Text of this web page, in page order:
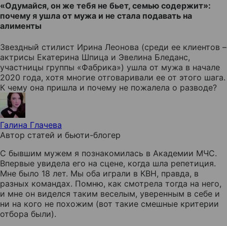
«Одумайся, он же тебя не бьет, семью содержит»:
почему я ушла от мужа и не стала подавать на
алименты
Звездный стилист Ирина Леонова (среди ее клиентов –
актрисы Екатерина Шпица и Эвелина Бледанс,
участницы группы «Фабрика») ушла от мужа в начале
2020 года, хотя многие отговаривали ее от этого шага.
К чему она пришла и почему не пожалела о разводе?
Галина Глачева
Автор статей и бьюти-блогер
С бывшим мужем я познакомилась в Академии МЧС.
Впервые увидела его на сцене, когда шла репетиция.
Мне было 18 лет. Мы оба играли в КВН, правда, в
разных командах. Помню, как смотрела тогда на него,
и мне он виделся таким веселым, уверенным в себе и
ни на кого не похожим (вот такие смешные критерии
отбора были).